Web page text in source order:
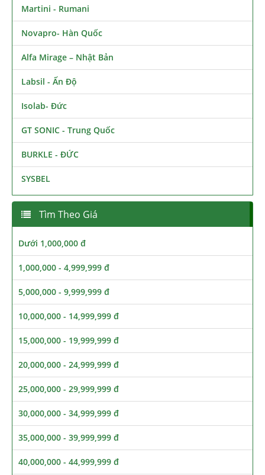
Martini - Rumani
Novapro- Hàn Quốc
Alfa Mirage – Nhật Bản
Labsil - Ấn Độ
Isolab- Đức
GT SONIC - Trung Quốc
BURKLE - ĐỨC
SYSBEL
Tìm Theo Giá
Dưới 1,000,000 đ
1,000,000 - 4,999,999 đ
5,000,000 - 9,999,999 đ
10,000,000 - 14,999,999 đ
15,000,000 - 19,999,999 đ
20,000,000 - 24,999,999 đ
25,000,000 - 29,999,999 đ
30,000,000 - 34,999,999 đ
35,000,000 - 39,999,999 đ
40,000,000 - 44,999,999 đ